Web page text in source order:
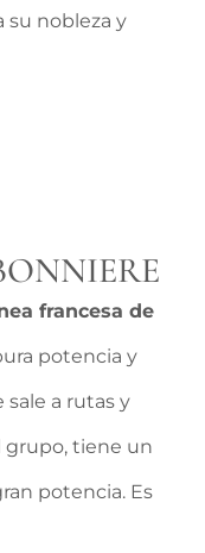
su nobleza y
francesa de
potencia y
sale a rutas y
grupo, tiene un
potencia. Es